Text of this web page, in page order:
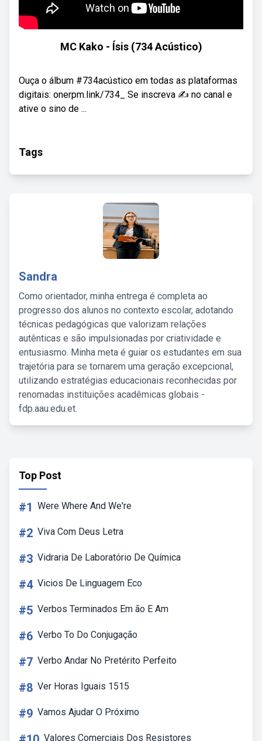
MC Kako - Ísis (734 Acústico)
Ouça o álbum #734acústico em todas as plataformas
digitais: onerpm.link/734_ Se inscreva ✍️ no canal e
ative o sino de ...
Tags
Sandra
Como orientador, minha entrega é completa ao
progresso dos alunos no contexto escolar, adotando
técnicas pedagógicas que valorizam relações
autênticas e são impulsionadas por criatividade e
entusiasmo. Minha meta é guiar os estudantes em sua
trajetória para se tornarem uma geração excepcional,
utilizando estratégias educacionais reconhecidas por
renomadas instituições acadêmicas globais -
fdp.aau.edu.et.
Top Post
#1 Were Where And We're
#2 Viva Com Deus Letra
#3 Vidraria De Laboratório De Química
#4 Vicios De Linguagem Eco
#5 Verbos Terminados Em ão E Am
#6 Verbo To Do Conjugação
#7 Verbo Andar No Pretérito Perfeito
#8 Ver Horas Iguais 1515
#9 Vamos Ajudar O Próximo
Valores Comerciais Dos Resistores